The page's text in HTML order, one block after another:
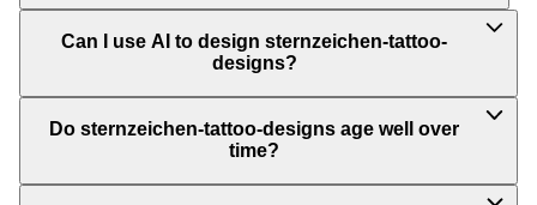
Can I use AI to design sternzeichen-tattoo-
designs?
Do sternzeichen-tattoo-designs age well over
time?